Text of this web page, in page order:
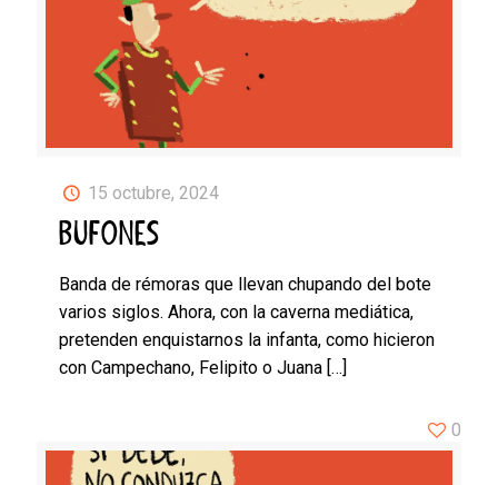
15 octubre, 2024
BUFONES
Banda de rémoras que llevan chupando del bote
varios siglos. Ahora, con la caverna mediática,
pretenden enquistarnos la infanta, como hicieron
con Campechano, Felipito o Juana […]
0